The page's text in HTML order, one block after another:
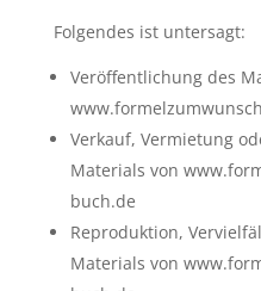
Folgendes ist untersagt:
Veröffentlichung des
Verkauf, Vermietung
Materials von
buch.de
Reproduktion,
Materials von